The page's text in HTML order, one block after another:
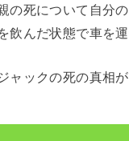
の死について自分
飲んだ状態で車を
ャックの死の真相